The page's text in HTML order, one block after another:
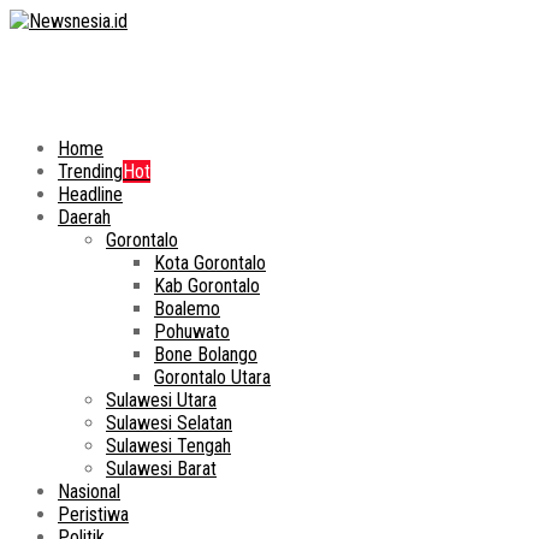
Home
TrendingHot
Headline
Daerah
Gorontalo
Kota Gorontalo
Kab Gorontalo
Boalemo
Pohuwato
Bone Bolango
Gorontalo Utara
Sulawesi Utara
Sulawesi Selatan
Sulawesi Tengah
Sulawesi Barat
Nasional
Peristiwa